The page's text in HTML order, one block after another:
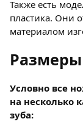
Также есть
пластика. Они
материалом
Условно все
на несколько
зуба: